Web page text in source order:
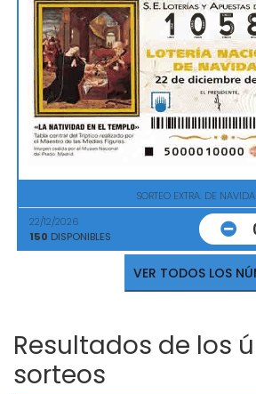
SORTEO EXTRA. DE
22/12/2026
150 DISPONIBLES
VER
Resultados de los
sorteos